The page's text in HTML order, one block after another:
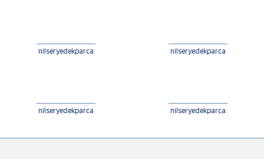
nilseryedekparca nilseryedekparca
nilseryedekparca nilseryedekparca